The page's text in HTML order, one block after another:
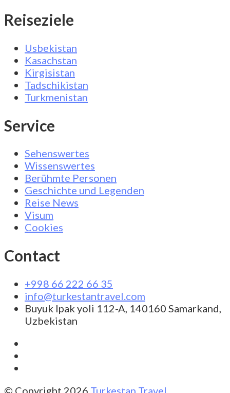
Reiseziele
Usbekistan
Kasachstan
Kirgisistan
Tadschikistan
Turkmenistan
Service
Sehenswertes
Wissenswertes
Berühmte Personen
Geschichte und Legenden
Reise News
Visum
Cookies
Contact
+998 66 222 66 35
info@turkestantravel.com
Buyuk Ipak yoli 112-A, 140160 Samarkand,
Uzbekistan
© Copyright 2026 Turkestan Travel